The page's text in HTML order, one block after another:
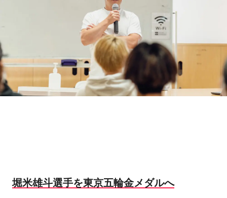
堀米雄斗選手を東京五輪金メダルへ